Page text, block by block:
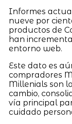
Informes
nueve por
productos de
han
entorno web.
Este dato es
compradores
Millenials son
cambio,
vía principal
cuidado